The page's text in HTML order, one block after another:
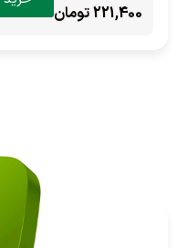
221,400 تومان